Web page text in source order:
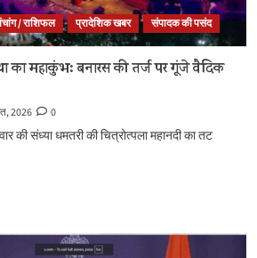
/ राशिफल प्रादेशिक खबर संपादक की पसंद
का महाकुंभ: बनारस की तर्ज पर गूंजे वैदिक
2026
0
की संध्या धमतरी की चित्रोत्पला महानदी का तट